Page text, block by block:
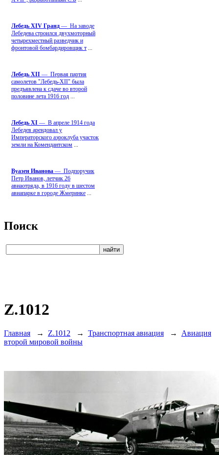
Лебедь ХIV Гранд — На заводе
Лебедева строился двухмоторный
четырехместный разведчик и
фронтовой бомбардировщик т
Лебедь ХII — Первая партия
самолетов "Лебедь-ХII" была
предъявлена к сдаче во второй
половине лета 1916 год
Лебедь ХI — В апреле 1914 года
Лебедев арендовал у
Императорского аэроклуба участок
земли на Комендантском
Вуазен Иванова — Подпоручик
Петр Иванов, летчик 26
авиаотряда, в 1916 году в шестом
авиапарке в городе Жмеринке
Поиск
Z.1012
Главная → Z.1012 → Транспортная авиация → Авиация
второй мировой войны